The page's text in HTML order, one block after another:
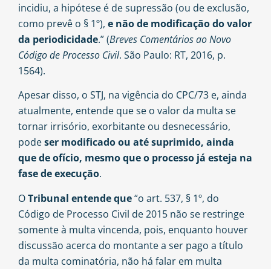
incidiu, a hipótese é de supressão (ou de exclusão,
como prevê o § 1º), e não de modificação do valor
da periodicidade.” (Breves Comentários ao Novo
Código de Processo Civil. São Paulo: RT, 2016, p.
1564).
Apesar disso, o STJ, na vigência do CPC/73 e, ainda
atualmente, entende que se o valor da multa se
tornar irrisório, exorbitante ou desnecessário,
podeser modificado ou até suprimido, ainda
que de ofício, mesmo que o processo já esteja na
fase de execução.
OTribunal entende que“o art. 537, § 1º, do
Código de Processo Civil de 2015 não se restringe
somente à multa vincenda, pois, enquanto houver
discussão acerca do montante a ser pago a título
da multa cominatória, não há falar em multa